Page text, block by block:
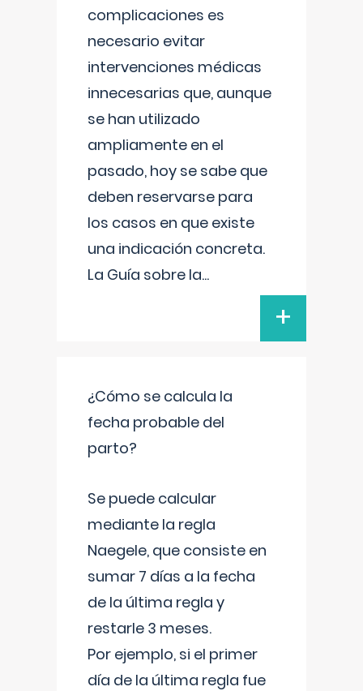
complicaciones es
necesario evitar
intervenciones médicas
innecesarias que, aunque
se han utilizado
ampliamente en el
pasado, hoy se sabe que
deben reservarse para
los casos en que existe
una indicación concreta.
La Guía sobre la...
+
¿Cómo se calcula la
fecha probable del
parto?
Se puede calcular
mediante la regla
Naegele, que consiste en
sumar 7 días a la fecha
de la última regla y
restarle 3 meses.
Por ejemplo, si el primer
día de la última regla fue